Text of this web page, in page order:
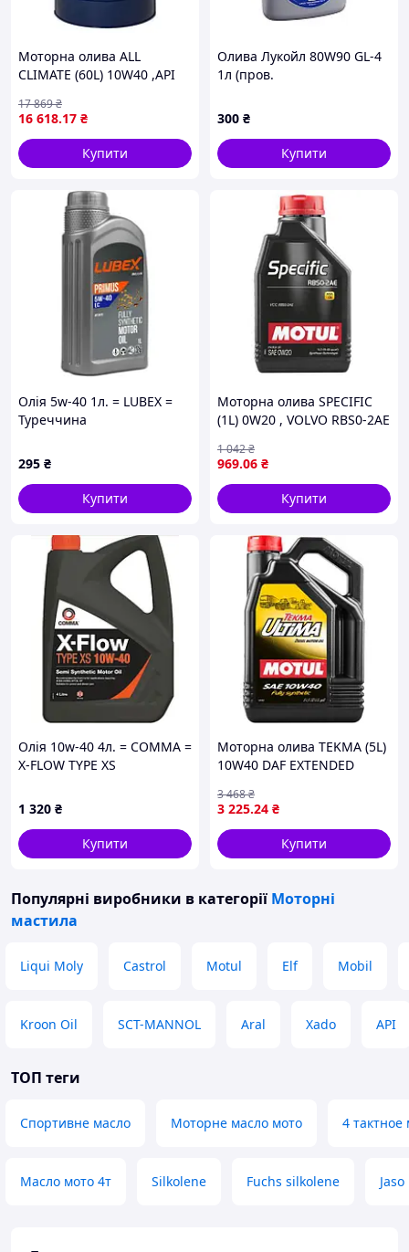
Моторна олива ALL
CLIMATE (60L) 10W40 ,API
FIAT 9.55535 G2, PSA B71
2300, RENAULT RN 0700,
RENAULT RN
16 618.17 ₴
17 869₴
Купити
Олива Лукойл 80W90 GL-4
1л (пров.
300 ₴
Купити
Олія 5w-40 1л. = LUBEX =
Туреччина
295 ₴
Купити
Моторна олива SPECIFIC
(1L) 0W20 , VOLVO RBS0-2AE
969.06 ₴
1 042₴
Купити
Олія 10w-40 4л. = COMMA =
X-FLOW TYPE XS
1 320 ₴
Купити
Моторна олива TEKMA (5L)
10W40 DAF EXTENDED
EO-N MAN 3277 MB 228.5
M
3 225.24 ₴
3 468₴
Купити
Популярні виробники в категорії Моторні
мастила
Liqui Moly Castrol Motul Elf Mobil
Kroon Oil SCT-MANNOL Aral Xado API
ТОП теги
Спортивне масло Моторне масло мото 4 тактное
Масло мото 4т Silkolene Fuchs silkolene